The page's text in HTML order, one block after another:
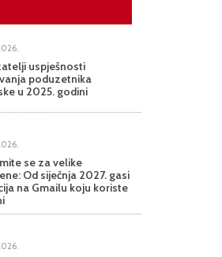
uspješnosti
poduzetnika
u 2025. godini
se za velike
Od siječnja 2027. gasi
na Gmailu koju koriste